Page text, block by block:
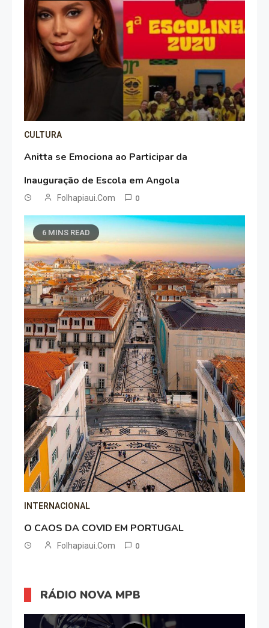
CULTURA
Anitta se Emociona ao Participar da
Inauguração de Escola em Angola
Folhapiaui.com 0
6 MINS READ
INTERNACIONAL
O CAOS DA COVID EM PORTUGAL
Folhapiaui.com 0
RÁDIO NOVA MPB